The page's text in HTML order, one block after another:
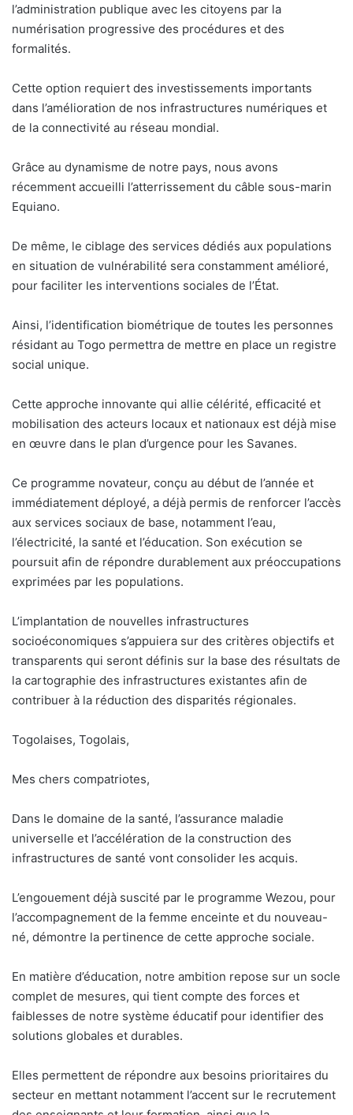
l’administration publique avec les citoyens par la
numérisation progressive des procédures et des
formalités.
Cette option requiert des investissements importants
dans l’amélioration de nos infrastructures numériques et
de la connectivité au réseau mondial.
Grâce au dynamisme de notre pays, nous avons
récemment accueilli l’atterrissement du câble sous-marin
Equiano.
De même, le ciblage des services dédiés aux populations
en situation de vulnérabilité sera constamment amélioré,
pour faciliter les interventions sociales de l’État.
Ainsi, l’identification biométrique de toutes les personnes
résidant au Togo permettra de mettre en place un registre
social unique.
Cette approche innovante qui allie célérité, efficacité et
mobilisation des acteurs locaux et nationaux est déjà mise
en œuvre dans le plan d’urgence pour les Savanes.
Ce programme novateur, conçu au début de l’année et
immédiatement déployé, a déjà permis de renforcer l’accès
aux services sociaux de base, notamment l’eau,
l’électricité, la santé et l’éducation. Son exécution se
poursuit afin de répondre durablement aux préoccupations
exprimées par les populations.
L’implantation de nouvelles infrastructures
socioéconomiques s’appuiera sur des critères objectifs et
transparents qui seront définis sur la base des résultats de
la cartographie des infrastructures existantes afin de
contribuer à la réduction des disparités régionales.
Togolaises, Togolais,
Mes chers compatriotes,
Dans le domaine de la santé, l’assurance maladie
universelle et l’accélération de la construction des
infrastructures de santé vont consolider les acquis.
L’engouement déjà suscité par le programme Wezou, pour
l’accompagnement de la femme enceinte et du nouveau-
né, démontre la pertinence de cette approche sociale.
En matière d’éducation, notre ambition repose sur un socle
complet de mesures, qui tient compte des forces et
faiblesses de notre système éducatif pour identifier des
solutions globales et durables.
Elles permettent de répondre aux besoins prioritaires du
secteur en mettant notamment l’accent sur le recrutement